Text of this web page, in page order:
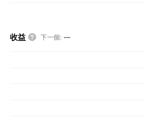
收益 下一個: —